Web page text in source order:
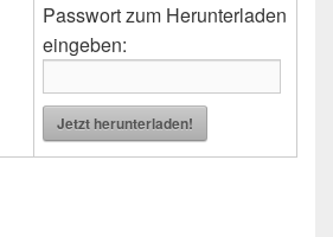
Passwort zum Herunterladen
eingeben:
Jetzt herunterladen!